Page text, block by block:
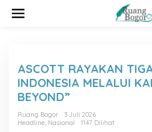
ASCOTT RAYAKAN
INDONESIA MELALUI
BEYOND”
Ruang Bogor
3 Juli 2026
Headline, Nasional 1147 Dilihat